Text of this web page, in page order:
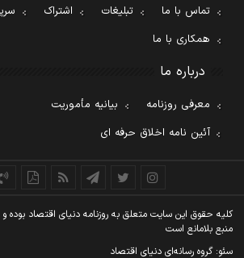
تماس با ما تبلیغات اشتراک
همکاری با ما
درباره ما
معرفی روزنامه
بیانیه مأموریت
آئین نامه اخلاق حرفه ای
کليه حقوق اين سايت متعلق به روزنامه دنيای اقتصاد بوده و
منبع بلامانع است
سئو: گروه رسانه‌ای دنیای اقتصاد